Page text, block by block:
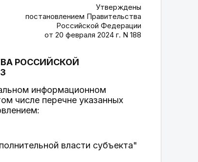
Утверждены
постановлением Правительства
Российской Федерации
от 20 февраля 2024 г. N 188
РОССИЙСКОЙ
информационном
числе перечне указанных
власти субъекта"